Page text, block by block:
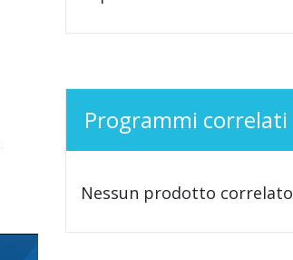
Programmi correlati
Nessun prodotto correlato